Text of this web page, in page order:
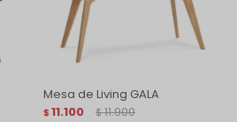
Mesa de Living GALA
$ 11.100 $ 11.900